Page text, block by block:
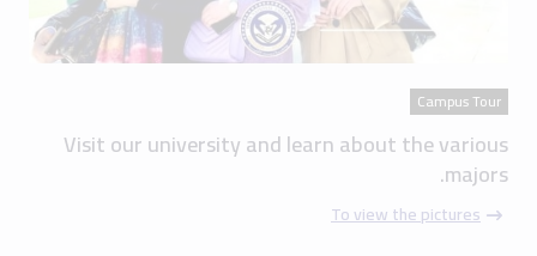
Campus Tour
Visit our university and learn about the various
majors.
To view the pictures